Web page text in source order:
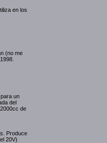
en los
(no me
un
del
de
Produce
20V)